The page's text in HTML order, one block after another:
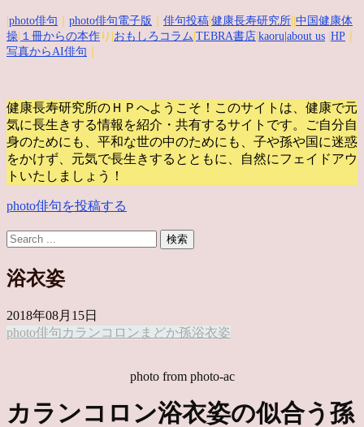
photo俳句 photo俳句電子版 俳句投稿 健康長寿研究所 中国健康体
操 １冊からの本作 り| おもしろコラム TEBRA書店 kaoru |about us HP
写真からAI俳句
健康長寿研究所のＨＰへようこそ！このサイトは、健康で元
気に長生きする情報を紹介・共有するサイトです。
ご自分自
身のためにも、平和な世の中のためにも、子や孫や国に迷惑
をかけず、元気で長生きするとともに、自然にフェイドアウ
トいたしましょう！
photo俳句を投稿する
浴衣姿
2018年08月15日
photo俳句カランコロン まどか孫浴衣姿
photo from photo-ac
カランコロン浴衣姿の似合う孫